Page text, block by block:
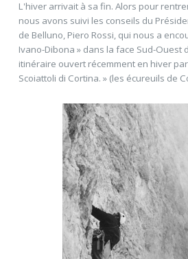
L'hiver arrivait à sa fin. Alors pour
nous avons suivi les conseils du
de Belluno, Piero Rossi, qui nous a
Ivano-Dibona » dans la face Sud-Ouest
itinéraire ouvert récemment en hiver
Scoiattoli di Cortina. » (les écureuils de